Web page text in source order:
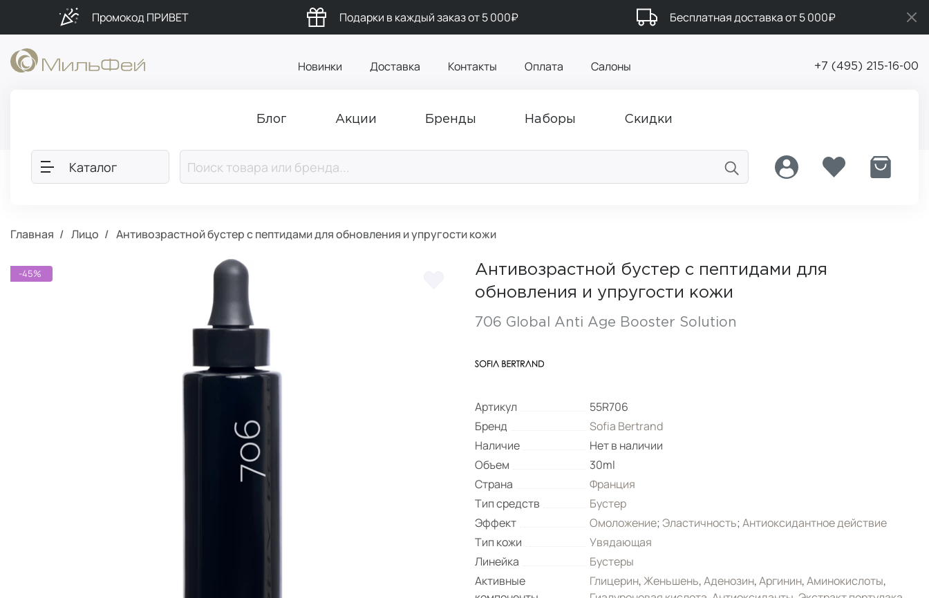
Промокод ПРИВЕТ Подарки в каждый заказ от 5 000₽ Бесплатная доставка от 5 000₽
Новинки Доставка Контакты Оплата Салоны +7 (495) 215-16-00
Блог Акции Бренды Наборы Скидки
Каталог
Главная Лицо Антивозрастной бустер с пептидами для обновления и упругости кожи
-45%
Антивозрастной бустер с пептидами для
обновления и упругости кожи
706 Global Anti Age Booster Solution
Артикул
55R706
Бренд
Sofia Bertrand
Наличие
Нет в наличии
Объем
30ml
Страна
Франция
Тип средств
Бустер
Эффект
Омоложение;Эластичность;Антиоксидантное действие
Тип кожи
Увядающая
Линейка
Бустеры
Активные
Глицерин,Женьшень,Аденозин,Аргинин,Аминокислоты,